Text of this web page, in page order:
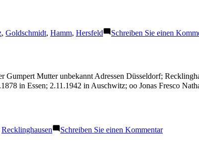
, Goldschmidt, Hamm, Hersfeld Schreiben Sie einen
Mutter unbekannt Adressen Düsseldorf;
in Essen; 2.11.1942 in Auschwitz; oo Jonas Fresco
Recklinghausen Schreiben Sie einen Kommentarzu